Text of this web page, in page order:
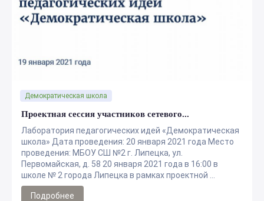
Проектная сессия участников сетевого...
Лаборатория педагогических идей «Демократическая
школа» Дата проведения: 20 января 2021 года Место
проведения: МБОУ СШ №2 г. Липецка, ул.
Первомайская, д. 58 20 января 2021 года в 16:00 в
школе № 2 города Липецка в рамках проектной ...
Демократическая школа
Подробнее